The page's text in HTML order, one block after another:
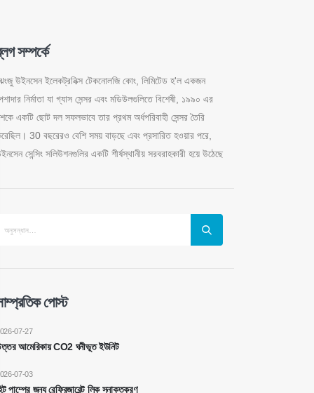
সম্পর্কে
উইনসেন ইলেকট্রনিক্স টেকনোলজি কোং, লিমিটেড হ'ল একজন
নির্মাতা যা গ্যাস সেন্সর এবং মডিউলগুলিতে বিশেষী, ১৯৯০ এর
একটি ছোট দল সফলভাবে তার প্রথম অর্ধপরিবাহী সেন্সর তৈরি
30 বছরেরও বেশি সময় বাড়ছে এবং প্রসারিত হওয়ার পরে,
সেন্সিং সলিউশনগুলির একটি শীর্ষস্থানীয় সরবরাহকারী হয়ে উঠেছে
পোস্ট
আমেরিকায় CO2 ঘনীভূত ইউনিট
07-27
পাম্পের জন্য রেফ্রিজারেন্ট লিক সনাক্তকরণ
07-03